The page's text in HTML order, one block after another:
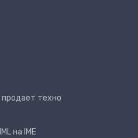
продает техно
на IME